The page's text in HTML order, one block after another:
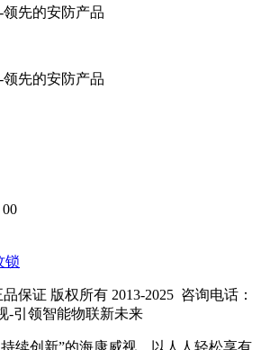
锁
保证 版权所有 2013-2025 咨询电话：
-引领智能物联新未来
续创新”的海康威视，以人人轻松享有